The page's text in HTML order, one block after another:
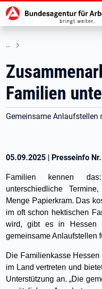
zu den Hauptinhalten springen
Familien
Gemeinsame Anlaufstellen
05.09.2025 | Presseinfo Nr.
Familien kennen
unterschiedliche
Menge Papierkram. Das
im oft schon hektischen
wird, gibt es in Hessen
gemeinsame Anlaufstellen
Die Familienkasse
im Land vertreten und
Unterstützung an. „Die